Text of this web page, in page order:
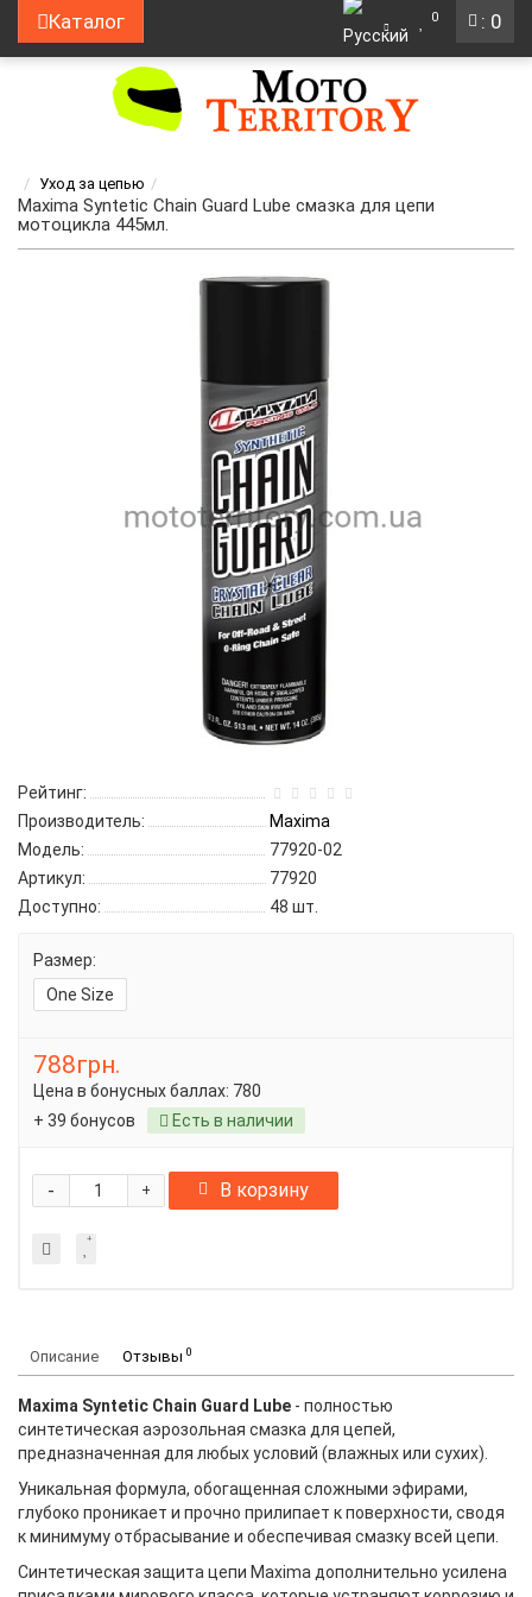
: 0
Каталог 0
Уход за цепью
Maxima Syntetic Chain Guard Lube смазка для цепи
мотоцикла 445мл.
Рейтинг:
Производитель:
Maxima
Модель:
77920-02
Артикул:
77920
Доступно:
48 шт.
Размер:
One Size
788грн.
Цена в бонусных баллах: 780
+ 39 бонусов
Есть в наличии
+
- В корзину
Описание Отзывы 0
Maxima Syntetic Chain Guard Lube - полностью
синтетическая аэрозольная смазка для цепей,
предназначенная для любых условий (влажных или сухих).
Уникальная формула, обогащенная сложными эфирами,
глубоко проникает и прочно прилипает к поверхности, сводя
к минимуму отбрасывание и обеспечивая смазку всей цепи.
Синтетическая защита цепи Maxima дополнительно усилена